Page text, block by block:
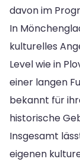
davon im
In
kulturelles
Level wie in
einer langen
bekannt für
historische
Insgesamt
eigenen